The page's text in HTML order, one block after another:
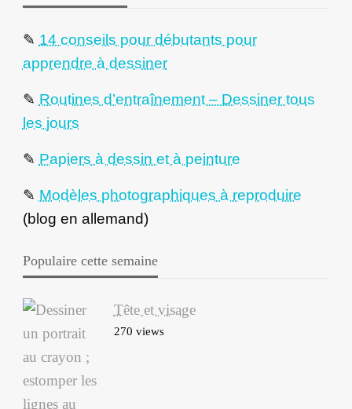
✎ 14 conseils pour débutants pour
apprendre à dessiner
✎ Routines d’entraînement – Dessiner tous
les jours
✎ Papiers à dessin et à peinture
✎ Modèles photographiques à reproduire
(blog en allemand)
Populaire cette semaine
Tête et visage
270 views